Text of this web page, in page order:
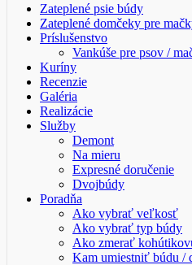
Zateplené psie búdy
Zateplené domčeky pre
Príslušenstvo
Vankúše pre psov /
Kuríny
Recenzie
Galéria
Realizácie
Služby
Demont
Na mieru
Expresné doručenie
Dvojbúdy
Poradňa
Ako vybrať veľkosť
Ako vybrať typ búdy
Ako zmerať
Kam umiestniť búdu /